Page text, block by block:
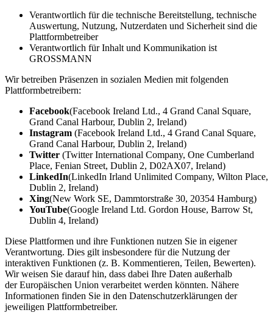
Verantwortlich für die technische Bereitstellung, technische
Auswertung, Nutzung, Nutzerdaten und Sicherheit sind die
Plattformbetreiber
Verantwortlich für Inhalt und Kommunikation ist
GROSSMANN
Wir betreiben Präsenzen in sozialen Medien mit folgenden
Plattformbetreibern:
Facebook(Facebook Ireland Ltd., 4 Grand Canal Square,
Grand Canal Harbour, Dublin 2, Ireland)
Instagram (Facebook Ireland Ltd., 4 Grand Canal Square,
Grand Canal Harbour, Dublin 2, Ireland)
Twitter (Twitter International Company, One Cumberland
Place, Fenian Street, Dublin 2, D02AX07, Ireland)
LinkedIn(LinkedIn Irland Unlimited Company, Wilton Place,
Dublin 2, Ireland)
Xing(New Work SE, Dammtorstraße 30, 20354 Hamburg)
YouTube(Google Ireland Ltd. Gordon House, Barrow St,
Dublin 4, Ireland)
Diese Plattformen und ihre Funktionen nutzen Sie in eigener
Verantwortung. Dies gilt insbesondere für die Nutzung der
interaktiven Funktionen (z. B. Kommentieren, Teilen, Bewerten).
Wir weisen Sie darauf hin, dass dabei Ihre Daten außerhalb
der Europäischen Union verarbeitet werden könnten. Nähere
Informationen finden Sie in den Datenschutzerklärungen der
jeweiligen Plattformbetreiber.